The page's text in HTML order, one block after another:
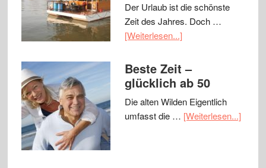
Der Urlaub ist die schönste
Zeit des Jahres. Doch …
[Weiterlesen...]
Beste Zeit –
glücklich ab 50
Die alten Wilden Eigentlich
umfasst die … [Weiterlesen...]